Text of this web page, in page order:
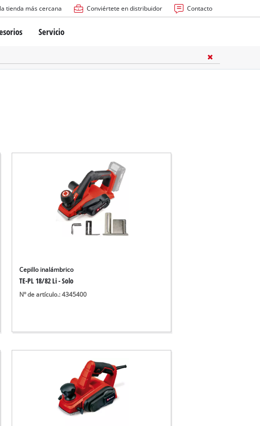
tienda más cercana Conviértete en distribuidor Contacto
motosierras
a batería
manuales
y jardín
para aguas sucias
Servicio
Cepillo inalámbrico
TE-PL 18/82 Li - Solo
Nº de artículo.: 4345400